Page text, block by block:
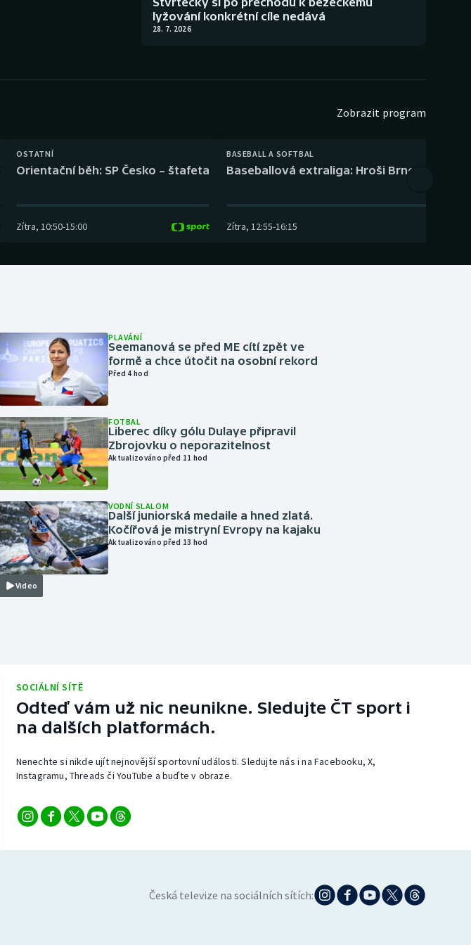
lyžování konkrétní cíle nedává
28. 7. 2026
Zobrazit program
OSTATNÍ
Orientační běh: SP Česko – štafeta
Zítra, 10:50-15:00
BASEBALL A SOFTBAL
Baseballová extraliga: Hroši Brno – Eagles
Zítra, 12:55-16:15
PLAVÁNÍ
Seemanová se před ME cítí zpět ve
formě a chce útočit na osobní rekord
Před 4 hod
FOTBAL
Liberec díky gólu Dulaye připravil
Zbrojovku o neporazitelnost
Aktualizováno před 11 hod
Video
VODNÍ SLALOM
Další juniorská medaile a hned zlatá.
Kočířová je mistryní Evropy na kajaku
Aktualizováno před 13 hod
SOCIÁLNÍ SÍTĚ
Odteď vám už nic neunikne. Sledujte ČT sport i
na dalších platformách.
Nenechte si nikde ujít nejnovější sportovní události. Sledujte nás i na Facebooku, X,
Instagramu, Threads či YouTube a buďte v obraze.
Česká televize na sociálních sítích: